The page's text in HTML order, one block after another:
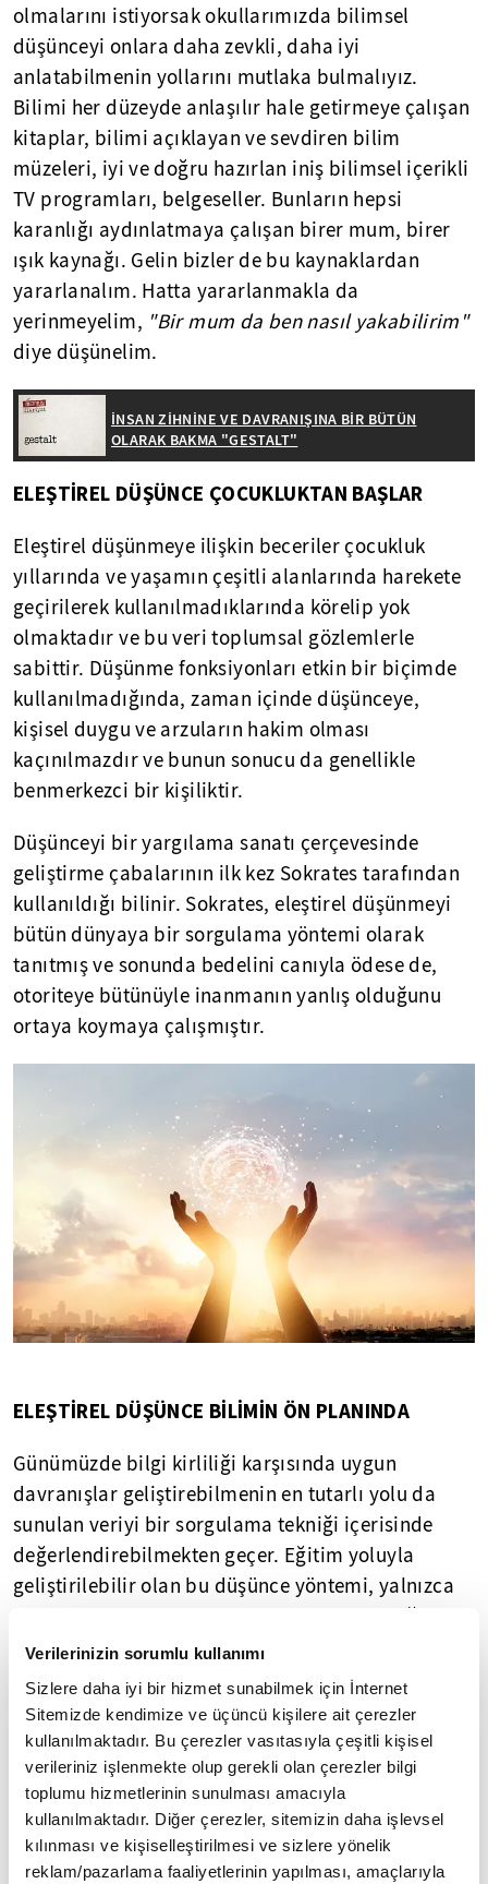
Verilerinizin sorumlu kullanımı
Sizlere daha iyi bir hizmet sunabilmek için İnternet
Sitemizde kendimize ve üçüncü kişilere ait çerezler
kullanılmaktadır. Bu çerezler vasıtasıyla çeşitli kişisel
verileriniz işlenmekte olup gerekli olan çerezler bilgi
toplumu hizmetlerinin sunulması amacıyla
kullanılmaktadır. Diğer çerezler, sitemizin daha işlevsel
kılınması ve kişiselleştirilmesi ve sizlere yönelik
reklam/pazarlama faaliyetlerinin yapılması, amaçlarıyla
olmalarını istiyorsak okullarımızda bilimsel
düşünceyi onlara daha zevkli, daha iyi
anlatabilmenin yollarını mutlaka bulmalıyız.
Bilimi her düzeyde anlaşılır hale getirmeye çalışan
kitaplar, bilimi açıklayan ve sevdiren bilim
müzeleri, iyi ve doğru hazırlan iniş bilimsel içerikli
TV programları, belgeseller. Bunların hepsi
karanlığı aydınlatmaya çalışan birer mum, birer
ışık kaynağı. Gelin bizler de bu kaynaklardan
yararlanalım. Hatta yararlanmakla da
yerinmeyelim, "Bir mum da ben nasıl yakabilirim"
diye düşünelim.
İNSAN ZİHNİNE VE DAVRANIŞINA BİR BÜTÜN
OLARAK BAKMA "GESTALT"
ELEŞTİREL DÜŞÜNCE ÇOCUKLUKTAN BAŞLAR
Eleştirel düşünmeye ilişkin beceriler çocukluk
yıllarında ve yaşamın çeşitli alanlarında harekete
geçirilerek kullanılmadıklarında körelip yok
olmaktadır ve bu veri toplumsal gözlemlerle
sabittir. Düşünme fonksiyonları etkin bir biçimde
kullanılmadığında, zaman içinde düşünceye,
kişisel duygu ve arzuların hakim olması
kaçınılmazdır ve bunun sonucu da genellikle
benmerkezci bir kişiliktir.
Düşünceyi bir yargılama sanatı çerçevesinde
geliştirme çabalarının ilk kez Sokrates tarafından
kullanıldığı bilinir. Sokrates, eleştirel düşünmeyi
bütün dünyaya bir sorgulama yöntemi olarak
tanıtmış ve sonunda bedelini canıyla ödese de,
otoriteye bütünüyle inanmanın yanlış olduğunu
ortaya koymaya çalışmıştır.
ELEŞTİREL DÜŞÜNCE BİLİMİN ÖN PLANINDA
Günümüzde bilgi kirliliği karşısında uygun
davranışlar geliştirebilmenin en tutarlı yolu da
sunulan veriyi bir sorgulama tekniği içerisinde
değerlendirebilmekten geçer. Eğitim yoluyla
geliştirilebilir olan bu düşünce yöntemi, yalnızca
düşünme becerileri kazanmak açısından değil;
bireyin benmerkezci bir yaklaşımdan kurtulup
akılcı bir temelde düşünebilmesini sağlamak
açısından da son derece önemlidir.
Bilimin asla elden bırakmadığı bu kuşkucu
yaklaşım, sadece yeni bir düşünceyi sınamak için
değil, ayrıca hatalı sunulan bir savı da reddetmek
için kullanılır. Bu bağlamda eleştirel düşüncenin